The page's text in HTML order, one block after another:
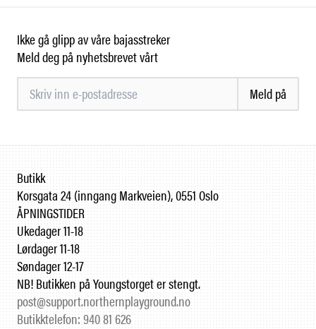
Ikke gå glipp av våre bajasstreker
Meld deg på nyhetsbrevet vårt
Meld på
Butikk
Korsgata 24 (inngang Markveien), 0551 Oslo
ÅPNINGSTIDER
Ukedager 11-18
Lørdager 11-18
Søndager 12-17
NB! Butikken på Youngstorget er stengt.
post@support.northernplayground.no
Butikktelefon: 940 81 626